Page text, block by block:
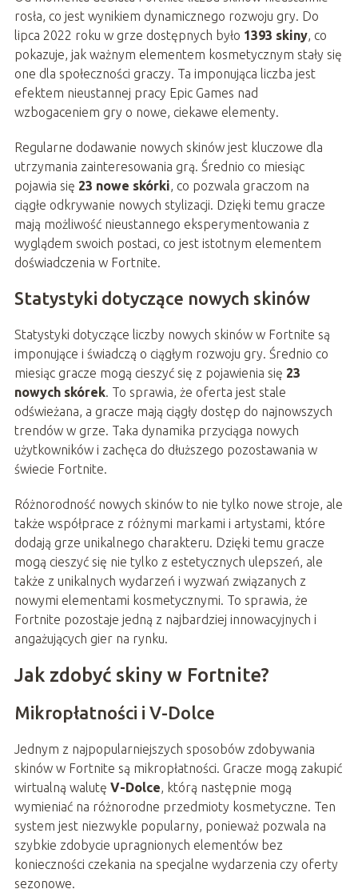
rosła, co jest wynikiem dynamicznego rozwoju gry. Do
lipca 2022 roku w grze dostępnych było 1393 skiny, co
pokazuje, jak ważnym elementem kosmetycznym stały się
one dla społeczności graczy. Ta imponująca liczba jest
efektem nieustannej pracy Epic Games nad
wzbogaceniem gry o nowe, ciekawe elementy.
Regularne dodawanie nowych skinów jest kluczowe dla
utrzymania zainteresowania grą. Średnio co miesiąc
pojawia się 23 nowe skórki, co pozwala graczom na
ciągłe odkrywanie nowych stylizacji. Dzięki temu gracze
mają możliwość nieustannego eksperymentowania z
wyglądem swoich postaci, co jest istotnym elementem
doświadczenia w Fortnite.
Statystyki dotyczące nowych skinów
Statystyki dotyczące liczby nowych skinów w Fortnite są
imponujące i świadczą o ciągłym rozwoju gry. Średnio co
miesiąc gracze mogą cieszyć się z pojawienia się 23
nowych skórek. To sprawia, że oferta jest stale
odświeżana, a gracze mają ciągły dostęp do najnowszych
trendów w grze. Taka dynamika przyciąga nowych
użytkowników i zachęca do dłuższego pozostawania w
świecie Fortnite.
Różnorodność nowych skinów to nie tylko nowe stroje, ale
także współprace z różnymi markami i artystami, które
dodają grze unikalnego charakteru. Dzięki temu gracze
mogą cieszyć się nie tylko z estetycznych ulepszeń, ale
także z unikalnych wydarzeń i wyzwań związanych z
nowymi elementami kosmetycznymi. To sprawia, że
Fortnite pozostaje jedną z najbardziej innowacyjnych i
angażujących gier na rynku.
Jak zdobyć skiny w Fortnite?
Mikropłatności i V-Dolce
Jednym z najpopularniejszych sposobów zdobywania
skinów w Fortnite są mikropłatności. Gracze mogą zakupić
wirtualną walutę V-Dolce, którą następnie mogą
wymieniać na różnorodne przedmioty kosmetyczne. Ten
system jest niezwykle popularny, ponieważ pozwala na
szybkie zdobycie upragnionych elementów bez
konieczności czekania na specjalne wydarzenia czy oferty
sezonowe.